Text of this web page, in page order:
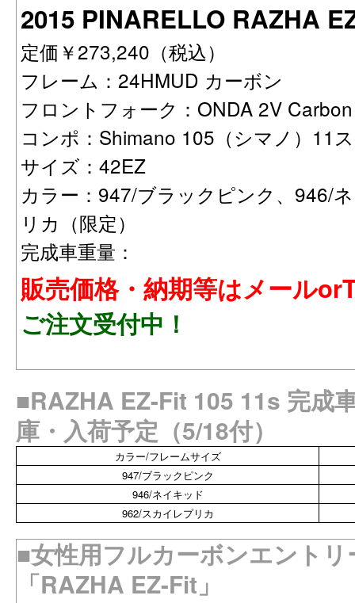
2015 PINARELLO RAZHA
定価￥273,240（税込）
フレーム：24HMUD カーボン
フロントフォーク：ONDA 2V
コンポ：Shimano 105（シマノ）11
サイズ：42EZ
カラー：947/ブラックピンク、946/
リカ（限定）
完成車重量：
販売価格・納期等はメール
ご注文受付中！
■RAZHA EZ-Fit 105 11s 完成
庫・入荷予定（5/18付）
カラー/フレームサイズ
947/ブラックピンク
946/ネイキッド
962/スカイレプリカ
■女性用フルカーボンエント
「RAZHA EZ-Fit」